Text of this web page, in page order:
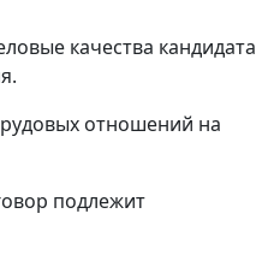
качества кандидата
отношений на
подлежит